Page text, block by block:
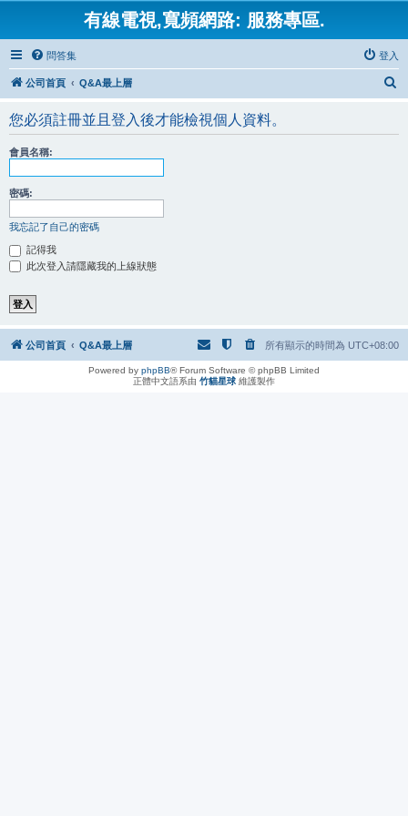
有線電視,寬頻網路: 服務專區.
問答集 登入
公司首頁 Q&A最上層
您必須註冊並且登入後才能檢視個人資料。
會員名稱:
密碼:
我忘記了自己的密碼
記得我
此次登入請隱藏我的上線狀態
公司首頁 Q&A最上層 所有顯示的時間為 UTC+08:00
Powered by phpBB® Forum Software © phpBB Limited
正體中文語系由 竹貓星球 維護製作